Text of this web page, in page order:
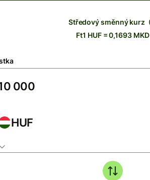
Středový směnný kurz
Ft1 HUF = 0,1693 MKD
HUF